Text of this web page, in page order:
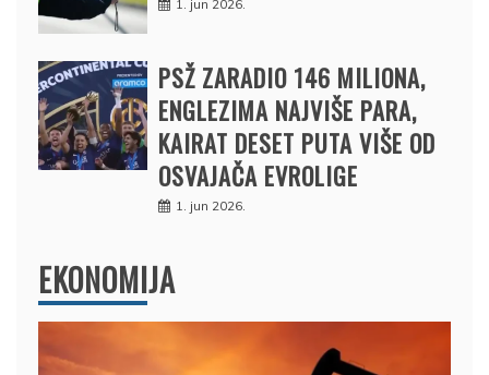
1. jun 2026.
PSŽ ZARADIO 146 MILIONA,
ENGLEZIMA NAJVIŠE PARA,
KAIRAT DESET PUTA VIŠE OD
OSVAJAČA EVROLIGE
1. jun 2026.
EKONOMIJA